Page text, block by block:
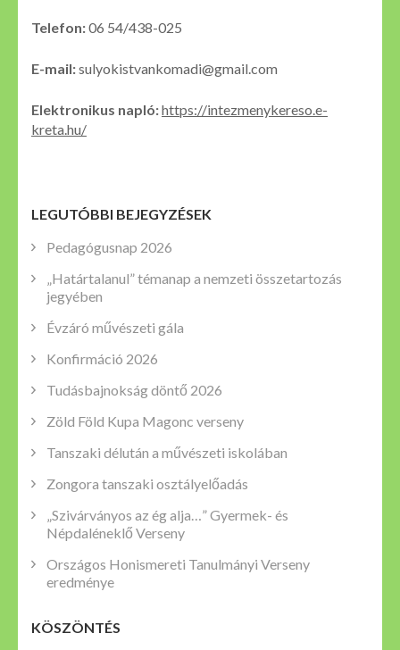
Telefon:06 54/438-025
E-mail:sulyokistvankomadi@gmail.com
Elektronikus napló:https://intezmenykereso.e-
kreta.hu/
LEGUTÓBBI BEJEGYZÉSEK
Pedagógusnap 2026
„Határtalanul” témanap a nemzeti összetartozás
jegyében
Évzáró művészeti gála
Konfirmáció 2026
Tudásbajnokság döntő 2026
Zöld Föld Kupa Magonc verseny
Tanszaki délután a művészeti iskolában
Zongora tanszaki osztályelőadás
„Szivárványos az ég alja…” Gyermek- és
Népdaléneklő Verseny
Országos Honismereti Tanulmányi Verseny
eredménye
KÖSZÖNTÉS